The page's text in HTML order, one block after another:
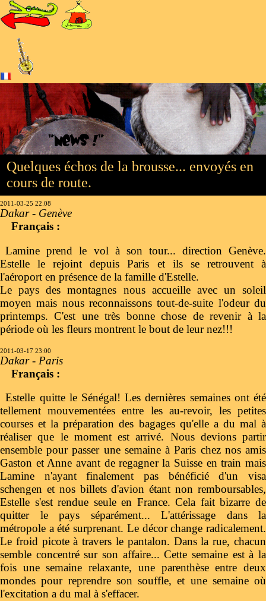
Quelques échos de la brousse... envoyés en
cours de route.
2011-03-25 22:08
Dakar - Genève
Français :
Lamine prend le vol à son tour... direction Genève.
Estelle le rejoint depuis Paris et ils se retrouvent à
l'aéroport en présence de la famille d'Estelle.
Le pays des montagnes nous accueille avec un soleil
moyen mais nous reconnaissons tout-de-suite l'odeur du
printemps. C'est une très bonne chose de revenir à la
période où les fleurs montrent le bout de leur nez!!!
2011-03-17 23:00
Dakar - Paris
Français :
Estelle quitte le Sénégal! Les dernières semaines ont été
tellement mouvementées entre les au-revoir, les petites
courses et la préparation des bagages qu'elle a du mal à
réaliser que le moment est arrivé. Nous devions partir
ensemble pour passer une semaine à Paris chez nos amis
Gaston et Anne avant de regagner la Suisse en train mais
Lamine n'ayant finalement pas bénéficié d'un visa
schengen et nos billets d'avion étant non remboursables,
Estelle s'est rendue seule en France. Cela fait bizarre de
quitter le pays séparément... L'attérissage dans la
métropole a été surprenant. Le décor change radicalement.
Le froid picote à travers le pantalon. Dans la rue, chacun
semble concentré sur son affaire... Cette semaine est à la
fois une semaine relaxante, une parenthèse entre deux
mondes pour reprendre son souffle, et une semaine où
l'excitation a du mal à s'effacer.